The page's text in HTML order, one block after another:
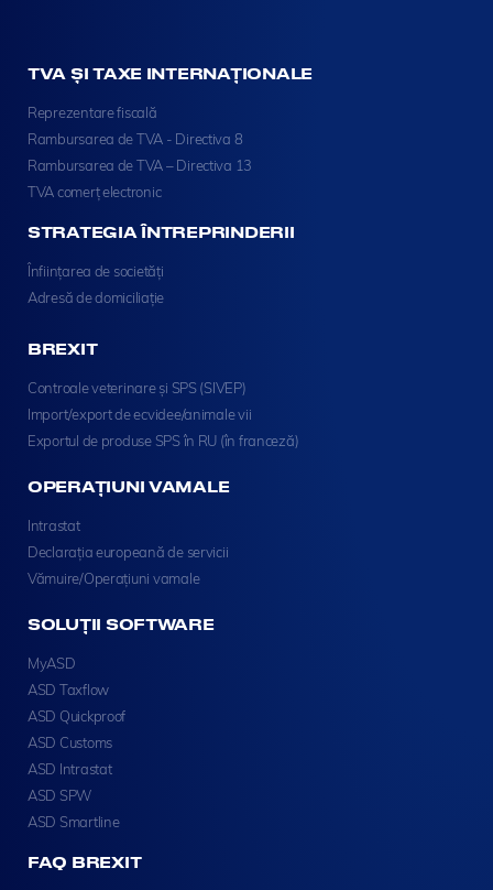
TVA ȘI TAXE INTERNAȚIONALE
Reprezentare fiscală
Rambursarea de TVA - Directiva 8
Rambursarea de TVA – Directiva 13
TVA comerț electronic
STRATEGIA ÎNTREPRINDERII
Înființarea de societăți
Adresă de domiciliație
BREXIT
Controale veterinare și SPS (SIVEP)
Import/export de ecvidee/animale vii
Exportul de produse SPS în RU (în franceză)
OPERAȚIUNI VAMALE
Intrastat
Declarația europeană de servicii
Vămuire/Operațiuni vamale
SOLUȚII SOFTWARE
MyASD
ASD Taxflow
ASD Quickproof
ASD Customs
ASD Intrastat
ASD SPW
ASD Smartline
FAQ BREXIT